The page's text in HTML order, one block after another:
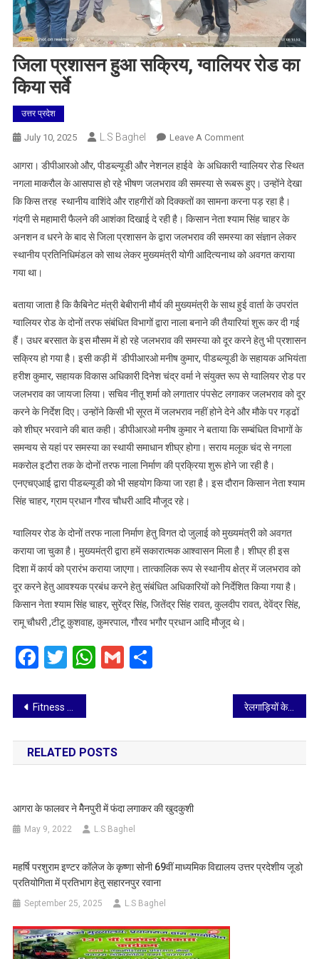
जिला प्रशासन हुआ सक्रिय, ग्वालियर रोड का
किया सर्वे
उत्तर प्रदेश
July 10, 2025 L.S Baghel Leave A CommentOn
प्रशासन
हुआ
सक्रिय,
ग्वालियर
रोड
का
आगरा। डीपीआरओ और, पीडब्ल्यूडी और नेशनल हाईवे के अधिकारी ग्वालियर रोड स्थित
नगला माकरौल के आसपास हो रहे भीषण जलभराव की समस्या से रूबरू हुए। उन्होंने देखा
कि किस तरह स्थानीय वाशिंदे और राहगीरों को दिक्कतों का सामना करना पड़ रहा है।
गंदगी से महामारी फैलने की आशंका दिखाई दे रही है। किसान नेता श्याम सिंह चाहर के
अनशन व धरने के बाद से जिला प्रशासन के द्वारा जलभराव की समस्या का संज्ञान लेकर
स्थानीय प्रतिनिधिमंडल को साथ लेकर मुख्यमंत्री योगी आदित्यनाथ को अवगत कराया
गया था।
बताया जाता है कि कैबिनेट मंत्री बेबीरानी मौर्य की मुख्यमंत्री के साथ हुई वार्ता के उपरांत
ग्वालियर रोड के दोनों तरफ संबंधित विभागों द्वारा नाला बनाने की तैयारियां शुरू कर दी गई
हैं। उधर बरसात के इस मौसम में हो रहे जलभराव की समस्या को दूर करने हेतु भी प्रशासन
सक्रिय हो गया है। इसी कड़ी में डीपीआरओ मनीष कुमार, पीडब्ल्यूडी के सहायक अभियंता
हरीश कुमार, सहायक विकास अधिकारी दिनेश चंद्र वर्मा ने संयुक्त रूप से ग्वालियर रोड पर
जलभराव का जायजा लिया। सचिव नीतू शर्मा को लगातार पंपसेट लगाकर जलभराव को दूर
करने के निर्देश दिए। उन्होंने किसी भी सूरत में जलभराव नहीं होने देने और मौके पर गड्ढों
को शीघ्र भरवाने की बात कही। डीपीआरओ मनीष कुमार ने बताया कि सम्बंधित विभागों के
समन्वय से यहां पर समस्या का स्थायी समाधान शीघ्र होगा। सराय मलूक चंद से नगला
मकरोल इटौरा तक के दोनों तरफ नाला निर्माण की प्रक्रिया शुरू होने जा रही है।
एनएचएआई द्वारा पीडब्ल्यूडी को भी सहयोग किया जा रहा है। इस दौरान किसान नेता श्याम
सिंह चाहर, ग्राम प्रधान गौरव चौधरी आदि मौजूद रहे।
ग्वालियर रोड के दोनों तरफ नाला निर्माण हेतु विगत दो जुलाई को मुख्यमंत्री को अवगत
कराया जा चुका है। मुख्यमंत्री द्वारा हमें सकारात्मक आश्वासन मिला है। शीघ्र ही इस
दिशा में कार्य को प्रारंभ कराया जाएगा। तात्कालिक रूप से स्थानीय क्षेत्र में जलभराव को
दूर करने हेतु आवश्यक प्रबंध करने हेतु संबंधित अधिकारियों को निर्देशित किया गया है।
किसान नेता श्याम सिंह चाहर, सुरेंद्र सिंह, जितेंद्र सिंह रावत, कुलदीप रावत, देवेंद्र सिंह,
रामू चौधरी ,टीटू कुशवाह, कुमरपाल, गौरव भगौर प्रधान आदि मौजूद थे।
Facebook
Twitter
WhatsApp
GmailShare
Post
navigation
Fitness Business Empire रेलगाड़ियों के अस्थाई ठहराव में संशोधन करने का निर्णय
RELATED POSTS
आगरा के फालवर ने मैेनपुरी में फंदा लगाकर की खुदकुशी
May 9, 2022 L.S Baghel
महर्षि परशुराम इण्टर कॉलेज के कृष्णा सोनी 69वीं माध्यमिक विद्यालय उत्तर प्रदेशीय जूडो
प्रतियोगिता में प्रतिभाग हेतु सहारनपुर रवाना
September 25, 2025 L.S Baghel